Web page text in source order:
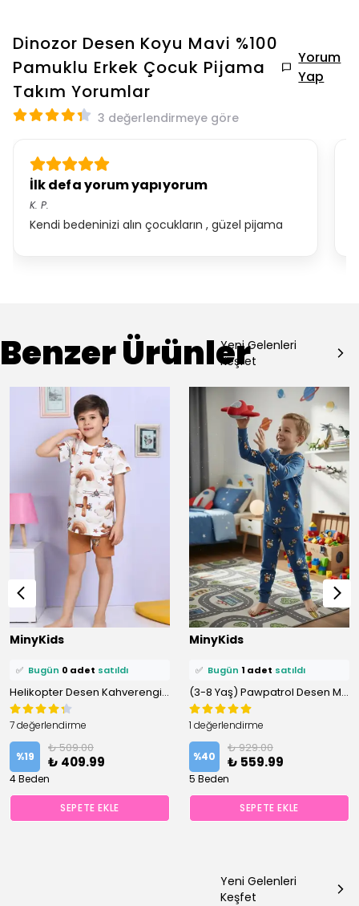
Dinozor Desen Koyu Mavi %100
Pamuklu Erkek Çocuk Pijama
Takım Yorumlar
Yorum
Yap
3 değerlendirmeye göre
İlk defa yorum yapıyorum
K. P.
Kendi bedeninizi alın çocukların , güzel pijama
Benzer ÜrünlerYeni Gelenleri
Keşfet
MinyKids
⭐️ Bu ürünü1 kişifavoriledi!
1 kişi
✅ Bugün 0 adet satıldı
Helikopter Desen Kahverengi Şortlu Pijama Takımı
7 değerlendirme
%19
₺ 509.00
₺ 409.99
4 Beden
SEPETE EKLE
MinyKids
⭐️ Bu ürünü2 kişifavoriledi!
2 kişi
✅ Bugün 1 adet satıldı
(3-8 Yaş) Pawpatrol Desen Mavi İnterlok Kumaş %100 Pamuklu Erkek Çocuk Pijama Takımı
1 değerlendirme
%40
₺ 929.00
₺ 559.99
5 Beden
SEPETE EKLE
Yeni Gelenleri
Keşfet